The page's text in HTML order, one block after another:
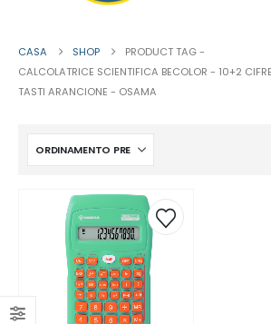
CASA SHOP
PRODUCT TAG -
CALCOLATRICE SCIENTIFICA BECOLOR - 10+2
TASTI ARANCIONE - OSAMA